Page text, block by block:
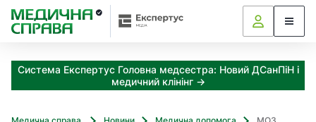
Система Експертус Головна медсестра: Новий ДСанПіН і
медичний клінінг →
З
а
к
з